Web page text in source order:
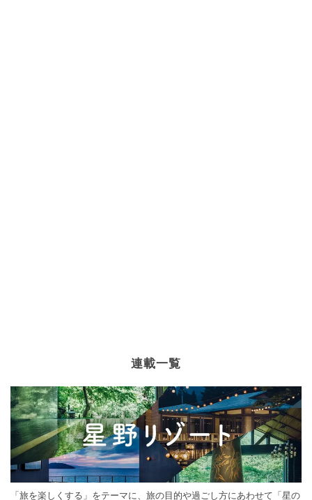
連載一覧
「旅を楽しくする」をテーマに、旅の目的や過ごし方にあわせて「星の